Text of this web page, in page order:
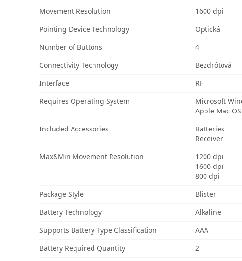
Movement Resolution
1600 dpi
Pointing Device Technology
Optická
Number of Buttons
4
Connectivity Technology
Bezdrôtová
Interface
RF
Requires Operating System
Microsoft
Apple Mac OS
Included Accessories
Batteries
Receiver
Max&Min Movement Resolution
1200 dpi
1600 dpi
800 dpi
Package Style
Blister
Battery Technology
Alkaline
Supports Battery Type Classification
AAA
Battery Required Quantity
2